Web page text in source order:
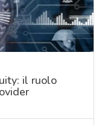
il ruolo